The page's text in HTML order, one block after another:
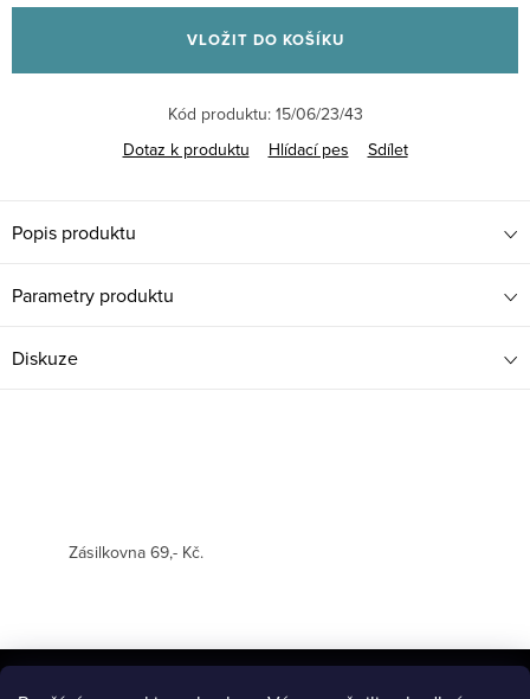
cena:
VLOŽIT DO KOŠÍKU
Kód produktu: 15/06/23/43
Dotaz k produktu
Hlídací pes Sdílet
Popis produktu
Parametry produktu
Diskuze
Zásilkovna 69,- Kč.
Z